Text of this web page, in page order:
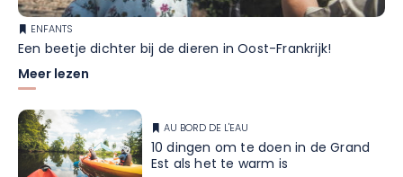
ENFANTS
Een beetje dichter bij de dieren in Oost-Frankrijk!
Meer lezen
AU BORD DE L'EAU
10 dingen om te doen in de Grand
Est als het te warm is